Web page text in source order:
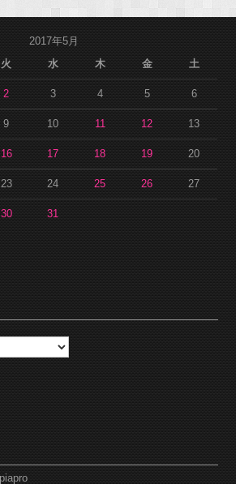
2017年5月
火 水 木 金 土
2 3 4 5 6
9 10 11 12 13
16 17 18 19 20
23 24 25 26 27
30 31